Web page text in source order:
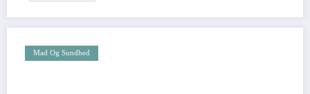
Mad Og Sundhed